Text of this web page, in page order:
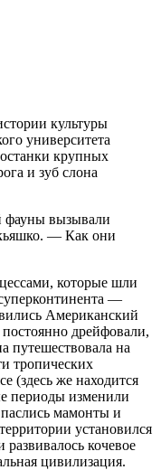
культуры
университета
крупных
и зуб слона
фауны вызывали
— Как они
которые шли
—
Американский
дрейфовали,
путешествовала на
тропических
(здесь же находится
периоды изменили
мамонты и
установился
кочевое
цивилизация.